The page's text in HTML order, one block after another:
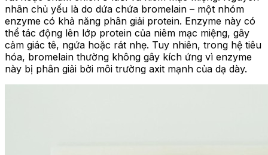
nhân chủ yếu là do dứa chứa bromelain – một nhóm
enzyme có khả năng phân giải protein. Enzyme này có
thể tác động lên lớp protein của niêm mạc miệng, gây
cảm giác tê, ngứa hoặc rát nhẹ. Tuy nhiên, trong hệ tiêu
hóa, bromelain thường không gây kích ứng vì enzyme
này bị phân giải bởi môi trường axit mạnh của dạ dày.